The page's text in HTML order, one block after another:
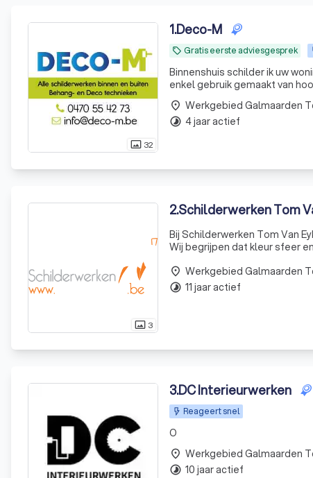
photo_size_select_actual 32
1.Deco-M
local_offer Gratis eerste adviesgesprek
Binnenshuis schilder ik uw
enkel gebruik gemaakt van
prachtig eindresultaat kan
place Werkgebied Galmaarden
timelapse 4 jaar actief
photo_size_select_actual 3
2.Schilderwerken Tom
Bij Schilderwerken Tom Van
Wij begrijpen dat kleur sfeer
place Werkgebied Galmaarden
timelapse 11 jaar actief
3.DC Interieurwerken
Reageert snel
O
place Werkgebied Galmaarden
timelapse 10 jaar actief